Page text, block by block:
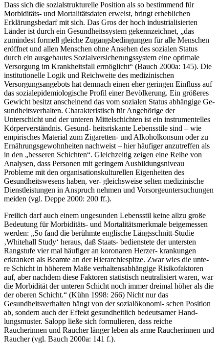
Dass sich die sozialstrukturelle Position als so bestimmend für
Morbiditäts- und Mortalitätsdaten erweist, bringt erheblichen
Erklärungsbedarf mit sich. Das Gros der hoch industrialisierten
Länder ist durch ein Gesundheitssystem gekennzeichnet, „das
zumindest formell gleiche Zugangsbedingungen für alle Menschen
eröffnet und allen Menschen ohne Ansehen des sozialen Status
durch ein ausgebautes Sozialversicherungssystem eine optimale
Versorgung im Krankheitsfall ermöglicht“ (Bauch 2000a: 145). Die
institutionelle Logik und Reichweite des medizinischen
Versorgungsangebots hat demnach einen eher geringen Einfluss auf
das sozialepidemiologische Profil einer Bevölkerung. Ein größeres
Gewicht besitzt anscheinend das vom sozialen Status abhängige Ge-
sundheitsverhalten. Charakteristisch für Angehörige der
Unterschicht und der unteren Mittelschichten ist ein instrumentelles
Körperverständnis. Gesund- heitsriskante Lebensstile sind – wie
empirisches Material zum Zigaretten- und Alkoholkonsum oder zu
Ernährungsgewohnheiten nachweist – hier häufiger anzutreffen als
in den „besseren Schichten“. Gleichzeitig zeigen eine Reihe von
Analysen, dass Personen mit geringem Ausbildungsniveau
Probleme mit den organisationskulturellen Eigenheiten des
Gesundheitswesens haben, ver- gleichsweise selten medizinische
Dienstleistungen in Anspruch nehmen und Vorsorgeuntersuchungen
meiden (vgl. Deppe 2000: 200 ff.).
Freilich darf auch einem ungesunden Lebensstil keine allzu große
Bedeutung für Morbiditäts- und Mortalitätsmerkmale beigemessen
werden: „So fand die berühmte englische Längsschnitt-Studie
‚Whitehall Study‘ heraus, daß Staats- bedienstete der untersten
Rangstufe vier mal häufiger an koronaren Herzer- krankungen
erkranken als Beamte an der Hierarchiespitze. Zwar wies die unte-
re Schicht in höherem Maße verhaltensabhängige Risikofaktoren
auf, aber nachdem diese Faktoren statistisch neutralisiert waren, war
die Morbidität der unteren Schicht noch immer dreimal höher als die
der oberen Schicht.“ (Kühn 1998: 266) Nicht nur das
Gesundheitsverhalten hängt von der sozialökonomi- schen Position
ab, sondern auch der Effekt gesundheitlich bedeutsamer Hand-
lungsmuster. Salopp ließe sich formulieren, dass reiche
Raucherinnen und Raucher länger leben als arme Raucherinnen und
Raucher (vgl. Bauch 2000a: 141 f.).